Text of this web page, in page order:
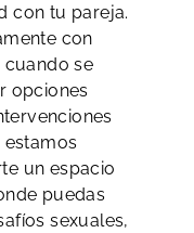
con tu pareja.
con
cuando se
opciones
estamos
un espacio
puedas
sexuales,